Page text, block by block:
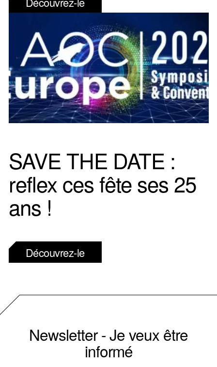
SAVE THE DATE :
reflex ces fête ses 25
ans !
Découvrez-le
Newsletter - Je veux être
informé